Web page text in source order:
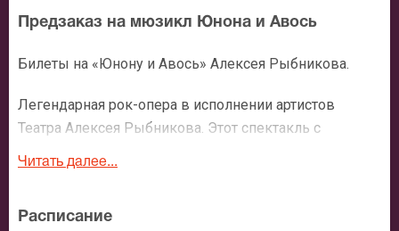
Предзаказ на мюзикл Юнона и Авось
Билеты на «Юнону и Авось» Алексея Рыбникова.
Легендарная рок-опера в исполнении артистов
Театра Алексея Рыбникова. Этот спектакль с
огромным успехом шел на сценах многих
знаменитых театров мира. История любви русского
коменданта Сан-Франциско, Кончиты Аргуэльо,
Читать далее...
Расписание